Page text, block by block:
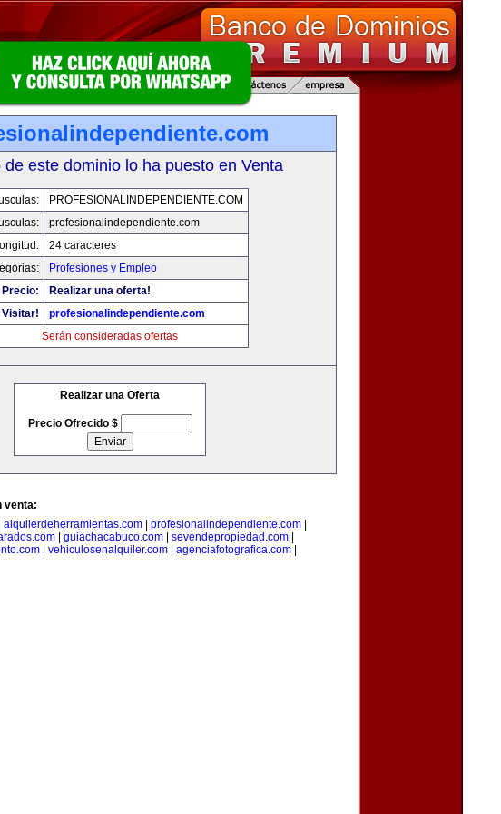
de este dominio lo ha puesto en Venta
PROFESIONALINDEPENDIENTE.COM
profesionalindependiente.com
24 caracteres
Profesiones y Empleo
Precio:
Realizar una oferta!
Visitar!
profesionalindependiente.com
Serán consideradas ofertas
Realizar una Oferta
Precio Ofrecido $
venta:
alquilerdeherramientas.com| profesionalindependiente.com|
| guiachacabuco.com| sevendepropiedad.com|
| vehiculosenalquiler.com| agenciafotografica.com|